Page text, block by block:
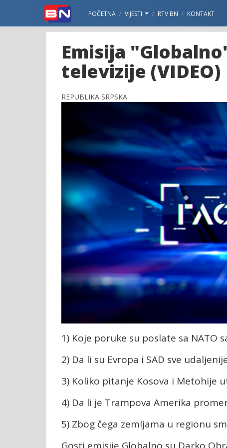
POČETNA VIJESTI RTV BN KONTAKT
Emisija
televizije (VIDEO)
REPUBLIKA SRPSKA
1) Koje poruke su poslate sa NATO
2) Da li su Evropa i SAD sve
3) Koliko pitanje Kosova i Metohije
4) Da li je Trampova Amerika
5) Zbog čega zemljama u regionu